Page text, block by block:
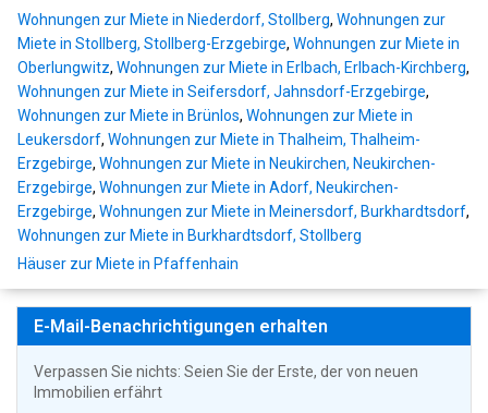
Wohnungen zur Miete in Niederdorf, Stollberg, Wohnungen zur
Miete in Stollberg, Stollberg-Erzgebirge, Wohnungen zur Miete in
Oberlungwitz, Wohnungen zur Miete in Erlbach, Erlbach-Kirchberg,
Wohnungen zur Miete in Seifersdorf, Jahnsdorf-Erzgebirge,
Wohnungen zur Miete in Brünlos, Wohnungen zur Miete in
Leukersdorf, Wohnungen zur Miete in Thalheim, Thalheim-
Erzgebirge, Wohnungen zur Miete in Neukirchen, Neukirchen-
Erzgebirge, Wohnungen zur Miete in Adorf, Neukirchen-
Erzgebirge, Wohnungen zur Miete in Meinersdorf, Burkhardtsdorf,
Wohnungen zur Miete in Burkhardtsdorf, Stollberg
Häuser zur Miete in Pfaffenhain
E-Mail-Benachrichtigungen erhalten
Verpassen Sie nichts: Seien Sie der Erste, der von neuen
Immobilien erfährt